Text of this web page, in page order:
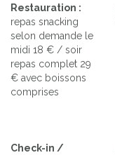
Restauration :
repas snacking
selon demande le
midi 18 € / soir
repas complet 29
€ avec boissons
comprises
Check-in /